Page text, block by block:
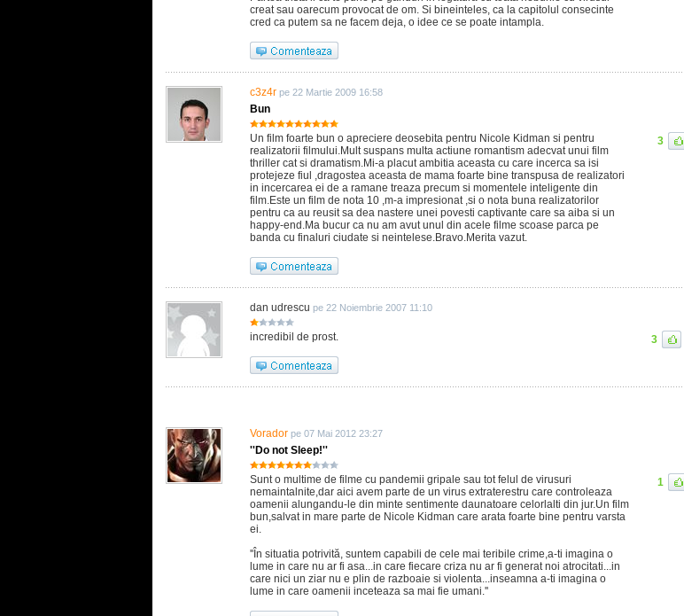
creat sau oarecum provocat de om. Si bineinteles, ca la capitolul consecinte
cred ca putem sa ne facem deja, o idee ce se poate intampla.
c3z4r pe 22 Martie 2009 16:58
Bun
Un film foarte bun o apreciere deosebita pentru Nicole Kidman si pentru
realizatorii filmului.Mult suspans multa actiune romantism adecvat unui film
thriller cat si dramatism.Mi-a placut ambitia aceasta cu care incerca sa isi
protejeze fiul ,dragostea aceasta de mama foarte bine transpusa de realizatori
in incercarea ei de a ramane treaza precum si momentele inteligente din
film.Este un film de nota 10 ,m-a impresionat ,si o nota buna realizatorilor
pentru ca au reusit sa dea nastere unei povesti captivante care sa aiba si un
happy-end.Ma bucur ca nu am avut unul din acele filme scoase parca pe
banda cu finaluri ciudate si neintelese.Bravo.Merita vazut.
3
dan udrescu pe 22 Noiembrie 2007 11:10
incredibil de prost. 3
Vorador pe 07 Mai 2012 23:27
''Do not Sleep!''
Sunt o multime de filme cu pandemii gripale sau tot felul de virusuri
nemaintalnite,dar aici avem parte de un virus extraterestru care controleaza
oamenii alungandu-le din minte sentimente daunatoare celorlalti din jur.Un film
bun,salvat in mare parte de Nicole Kidman care arata foarte bine pentru varsta
ei.
''În situatia potrivită, suntem capabili de cele mai teribile crime,a-ti imagina o
lume in care nu ar fi asa...in care fiecare criza nu ar fi generat noi atrocitati...in
care nici un ziar nu e plin de razboaie si violenta...inseamna a-ti imagina o
lume in care oamenii inceteaza sa mai fie umani.''
1